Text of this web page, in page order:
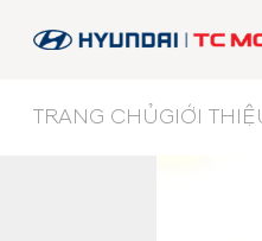
TRANG CHỦGIỚI